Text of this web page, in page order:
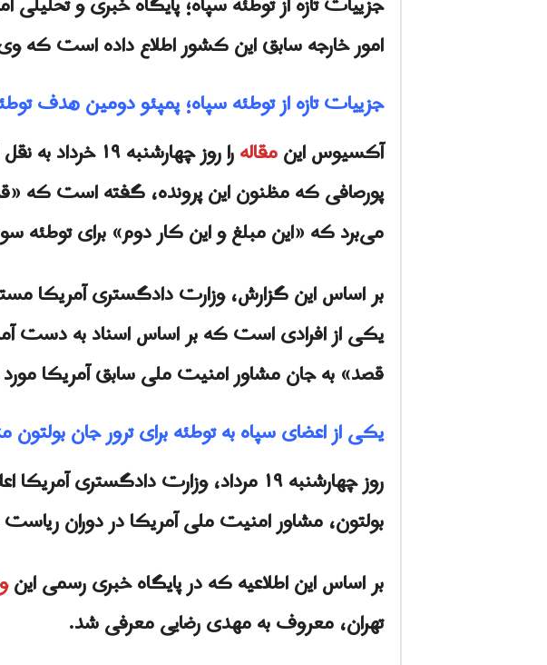
امور خارجه سابق این کشور اطلاع داده است
جزييات تازه از توطئه سپاه؛ پمپئو دومین هدف
آکسیوس اینمقاله
را روز
پورصافی كه مظنون این پرونده، گفته است که
می‌برد که «این مبلغ و این کار دوم» برای توطئه
بر اساس این گزارش، وزارت دادگستری آمریکا
یکی از افرادی است که بر اساس اسناد به دست
قصد» به جان مشاور امنیت ملی سابق آمریکا
یکی از اعضای سپاه به توطئه برای ترور جان
روز چهارشنبه ۱۹ مرداد، وزارت
بولتون، مشاور امنیت ملی آمریکا در دوران
بر اساس این اطلاعیه که در پایگاه خبری رسمی این
تهران، معروف به مهدی رضایی معرفی شد.